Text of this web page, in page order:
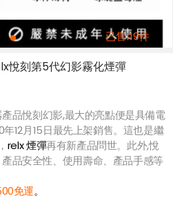
已售119件
悅刻第5代幻影霧化煙彈
品悅刻幻影,最大的亮點便是具備電
12月15日最先上架銷售。這也是繼
relx 煙彈再有新產品問世。此外,悅
品安全性、使用壽命、產品手感等
免運。